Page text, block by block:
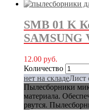
SMB 01 K
SAMSUNG
12.00 руб.
Количество
нет на складеЛист
Пылесборники
материала.
рвутся.